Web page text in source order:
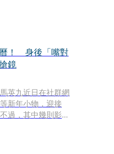
！ 身後「嘴對
鏡
英九近日在社群網
新年小物，迎接
過，其中幾則影像